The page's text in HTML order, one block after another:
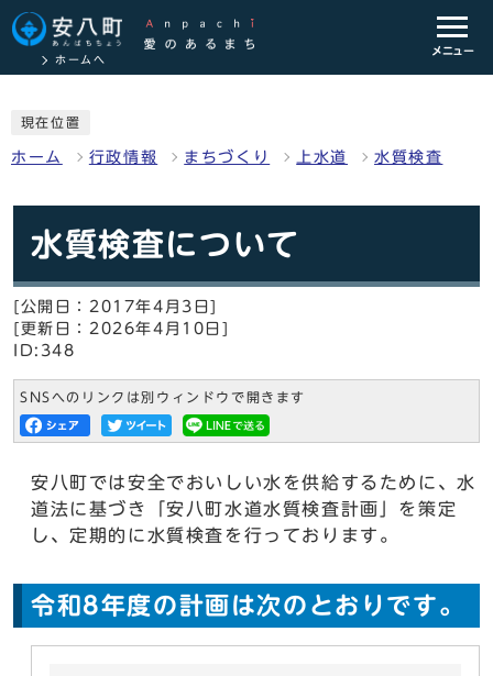
ホームへ
メニュー
現在位置
ホーム 行政情報 まちづくり 上水道 水質検査
水質検査について
[公開日：2017年4月3日]
[更新日：2026年4月10日]
ID:348
SNSへのリンクは別ウィンドウで開きます
安八町では安全でおいしい水を供給するために、水
道法に基づき「安八町水道水質検査計画」を策定
し、定期的に水質検査を行っております。
令和8年度の計画は次のとおりです。